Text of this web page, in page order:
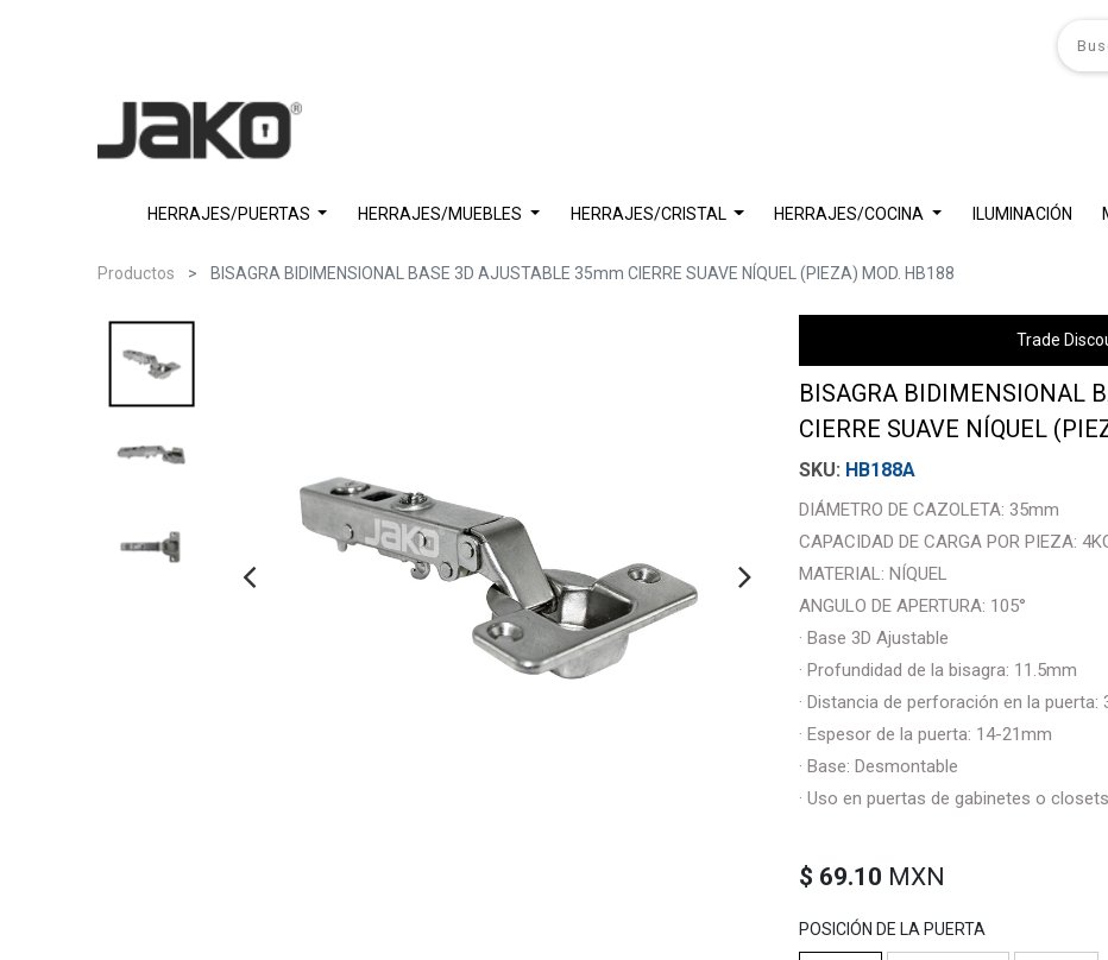
HERRAJES/PUERTAS HERRAJES/MUEBLES HERRAJES/CRISTAL HERRAJES/COCINA ILUMINACIÓN
Productos BISAGRA BIDIMENSIONAL BASE 3D AJUSTABLE 35mm CIERRE SUAVE NÍQUEL (PIEZA) MOD. HB188
Trade
BISAGRA BIDIMENSIONAL
CIERRE SUAVE NÍQUEL
HB188A
DIÁMETRO DE CAZOLETA: 35mm
CAPACIDAD DE CARGA POR PIEZA:
MATERIAL: NÍQUEL
ANGULO DE APERTURA: 105°
· Base 3D Ajustable
· Profundidad de la bisagra: 11.5mm
· Distancia de perforación en la puerta:
· Espesor de la puerta: 14-21mm
· Base: Desmontable
· Uso en puertas de gabinetes o closets
$ 69.10 MXN
POSICIÓN DE LA PUERTA